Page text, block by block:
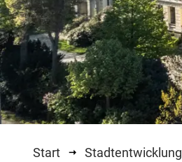
Start Stadtentwicklung